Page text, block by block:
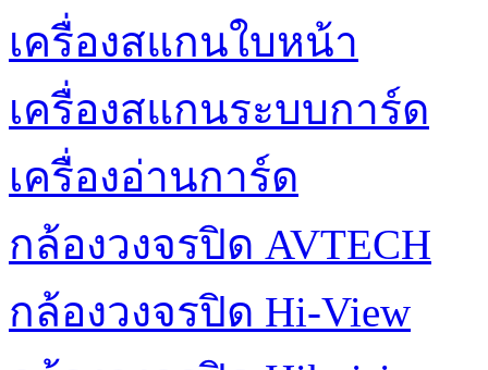
เครื่องสแกนใบหน้า
เครื่องสแกนระบบการ์ด
เครื่องอ่านการ์ด
กล้องวงจรปิด AVTECH
กล้องวงจรปิด Hi-View